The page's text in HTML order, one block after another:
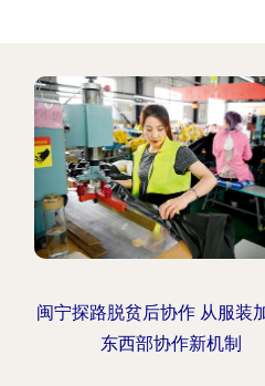
闽宁探路脱贫后协作 从服装
东西部协作新机制